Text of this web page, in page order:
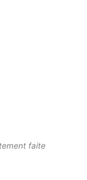
faite